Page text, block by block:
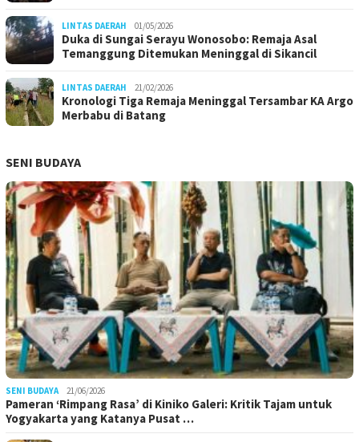
LINTAS DAERAH 01/05/2026
Duka di Sungai Serayu Wonosobo: Remaja Asal
Temanggung Ditemukan Meninggal di Sikancil
LINTAS DAERAH 21/02/2026
Kronologi Tiga Remaja Meninggal Tersambar KA Argo
Merbabu di Batang
SENI BUDAYA
SENI BUDAYA 21/06/2026
Pameran ‘Rimpang Rasa’ di Kiniko Galeri: Kritik Tajam untuk
Yogyakarta yang Katanya Pusat …